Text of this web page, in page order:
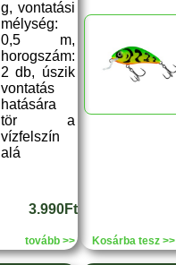
g, vontatási
mélység:
0,5 m,
horogszám:
2 db, úszik
vontatás
hatására
tör a
vízfelszín
alá
3.990Ft
tovább >> Kosárba tesz >>